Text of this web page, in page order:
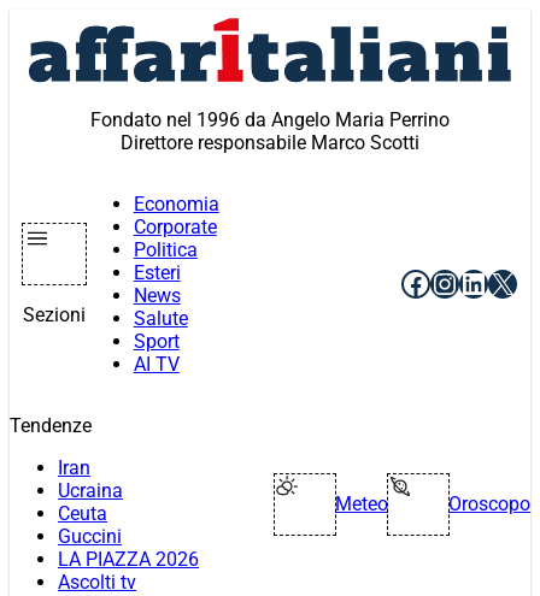
contenuto
Fondato nel 1996 da Angelo Maria Perrino
Direttore responsabile Marco Scotti
Sezioni
Economia
Corporate
Politica
Esteri
News
Salute
Sport
AI TV
Facebook
X
Tendenze
Iran
Ucraina
Ceuta
Guccini
LA PIAZZA 2026
Ascolti tv
Meteo Oroscopo